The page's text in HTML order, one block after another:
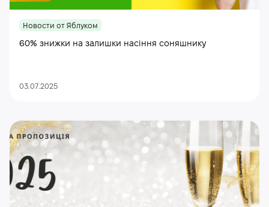
Новости от Яблуком
60% знижки на залишки насіння соняшнику
03.07.2025